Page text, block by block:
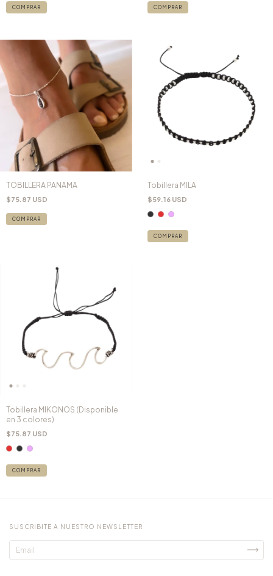
TOBILLERA PANAMA
$75.87 USD
Tobillera MILA
$59.16 USD
COMPRAR
Tobillera MIKONOS (Disponible
en 3 colores)
$75.87 USD
COMPRAR
SUSCRIBITE A NUESTRO NEWSLETTER